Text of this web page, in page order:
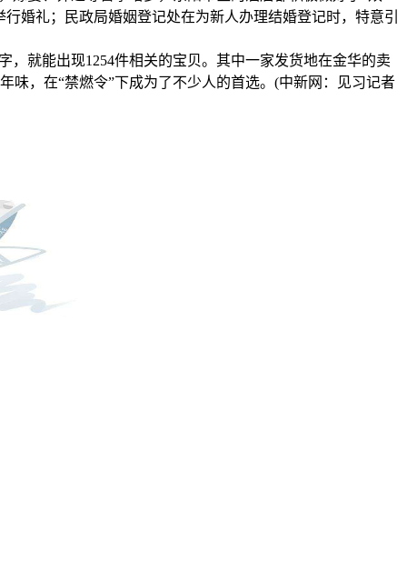
婚礼；民政局婚姻登记处在为新人办理结婚登记时，特意引
就能出现1254件相关的宝贝。其中一家发货地在金华的卖
味，在“禁燃令”下成为了不少人的首选。(中新网：见习记者